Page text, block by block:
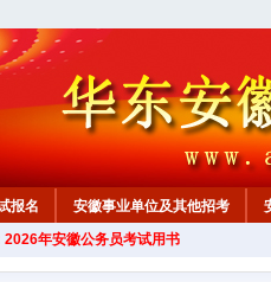
报名 安徽事业单位及其他招考
教材中心
2026年安徽公务员考试用书